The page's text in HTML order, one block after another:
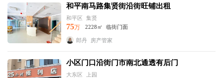
和平南马路集贤街沿街旺铺出租
和平区 集贤
75万 2228㎡ 临街门面
郎丹 房产管家
小区门口沿街门市南北通透有后门
大东区 上园